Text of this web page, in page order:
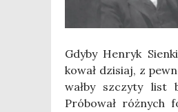
Gdy­by Hen­ryk
ko­wał dzi­siaj, z
wał­by szczy­ty list
Pró­bo­wał